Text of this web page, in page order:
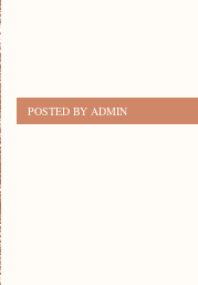
POSTED BY ADMIN